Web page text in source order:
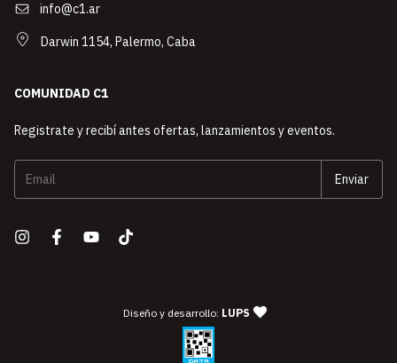
info@c1.ar
Darwin 1154, Palermo, Caba
COMUNIDAD C1
Registrate y recibí antes ofertas, lanzamientos y eventos.
Diseño y desarrollo: LUPS — agencia de diseño y